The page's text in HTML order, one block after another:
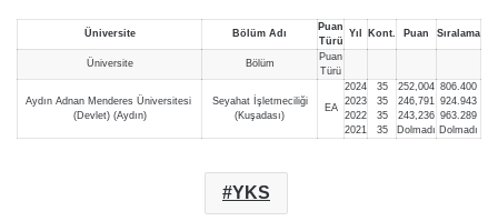
Üniversite Bölüm Adı
Puan
Türü
Yıl Kont. Puan Sıralama
Üniversite Bölüm
Puan
Türü
Aydın Adnan Menderes Üniversitesi
(Devlet) (Aydın)
Seyahat İşletmeciliği
(Kuşadası)
EA
2024
2023
2022
2021
35
35
35
35
252,004
246,791
243,236
Dolmadı
806.400
924.943
963.289
Dolmadı
YKS